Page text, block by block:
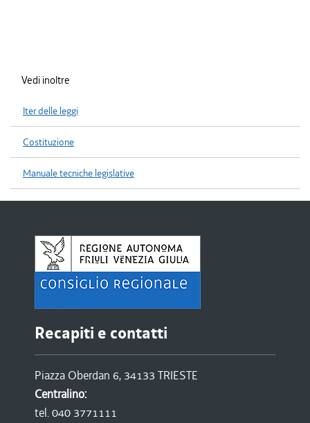
Vedi inoltre
Iter delle leggi
Costituzione
Manuale tecniche legislative
Recapiti e contatti
Piazza Oberdan 6, 34133 TRIESTE
Centralino:
tel. 040 3771111